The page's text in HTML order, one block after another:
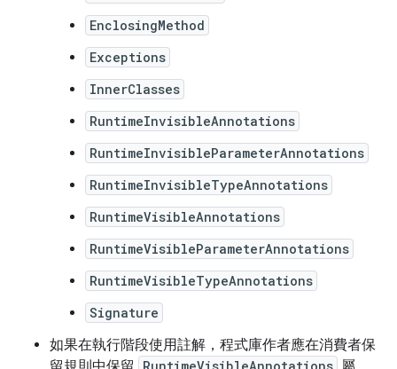
EnclosingMethod
Exceptions
InnerClasses
RuntimeInvisibleAnnotations
RuntimeInvisibleParameterAnnotations
RuntimeInvisibleTypeAnnotations
RuntimeVisibleAnnotations
RuntimeVisibleParameterAnnotations
RuntimeVisibleTypeAnnotations
Signature
如果在執行階段使用註解，程式庫作者應在消費者保